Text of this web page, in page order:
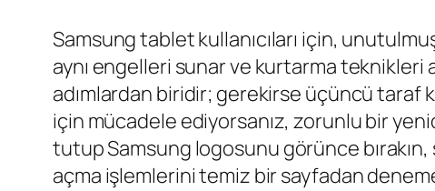
Samsung tablet kullanıcıları için,
aynı engelleri sunar ve kurtarma
adımlardan biridir; gerekirse üçüncü taraf
için mücadele ediyorsanız, zorunlu bir
tutup Samsung logosunu görünce
açma işlemlerini temiz bir sayfadan